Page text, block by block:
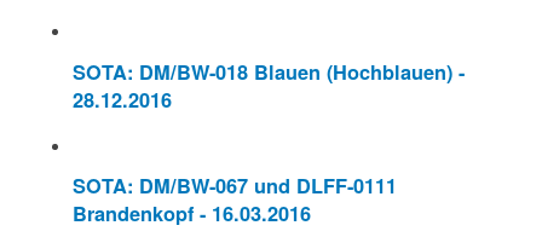
SOTA: DM/BW-018 Blauen (Hochblauen) -
28.12.2016
SOTA: DM/BW-067 und DLFF-0111
Brandenkopf - 16.03.2016